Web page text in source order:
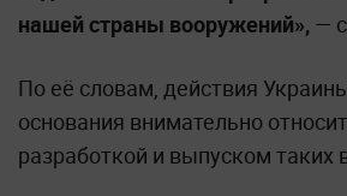
нашей страны вооружений», —
По её словам, действия
основания внимательно
разработкой и выпуском таких